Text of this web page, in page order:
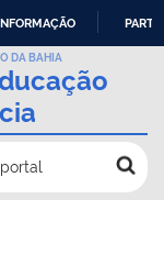
DA BAHIA